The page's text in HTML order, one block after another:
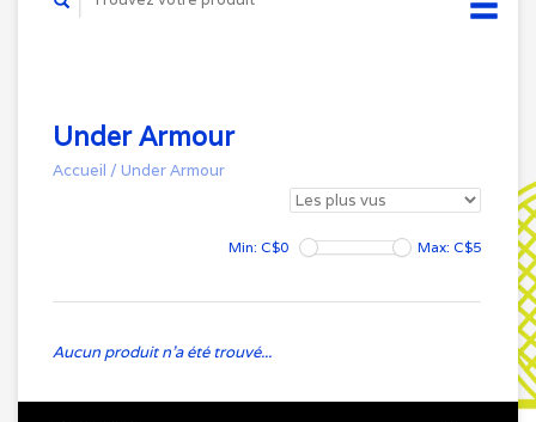
Under Armour
Accueil / Under Armour
Min: C$0 Max: C$5
Aucun produit n'a été trouvé...